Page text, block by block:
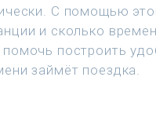
С помощью
и сколько
построить
займёт поездка.